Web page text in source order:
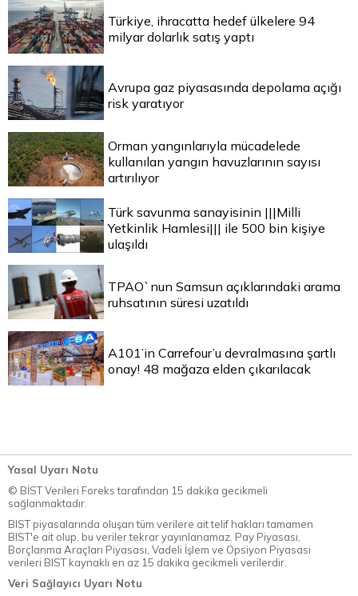
Türkiye, ihracatta hedef ülkelere 94
milyar dolarlık satış yaptı
Avrupa gaz piyasasında depolama açığı
risk yaratıyor
Orman yangınlarıyla mücadelede
kullanılan yangın havuzlarının sayısı
artırılıyor
Türk savunma sanayisinin |||Milli
Yetkinlik Hamlesi||| ile 500 bin kişiye
ulaşıldı
TPAO`nun Samsun açıklarındaki arama
ruhsatının süresi uzatıldı
A101’in Carrefour’u devralmasına şartlı
onay! 48 mağaza elden çıkarılacak
Yasal Uyarı Notu
© BİST Verileri Foreks tarafından 15 dakika gecikmeli
sağlanmaktadır.
BIST piyasalarında oluşan tüm verilere ait telif hakları tamamen
BIST'e ait olup, bu veriler tekrar yayınlanamaz. Pay Piyasası,
Borçlanma Araçları Piyasası, Vadeli İşlem ve Opsiyon Piyasası
verileri BIST kaynaklı en az 15 dakika gecikmeli verilerdir.
Veri Sağlayıcı Uyarı Notu